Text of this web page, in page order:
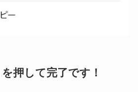
を押して完了です！